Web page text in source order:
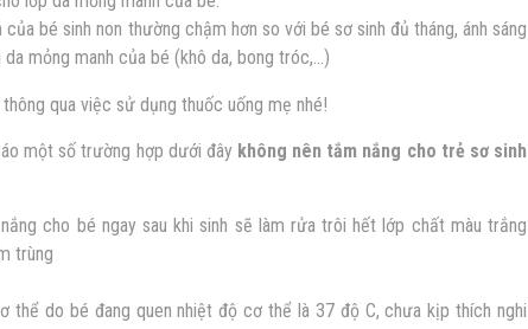
bé sinh non thường chậm hơn so với bé sơ sinh đủ tháng, ánh sáng
mỏng manh của bé (khô da, bong tróc,…)
qua việc sử dụng thuốc uống mẹ nhé!
một số trường hợp dưới đây không nên tắm nắng cho trẻ sơ sinh
cho bé ngay sau khi sinh sẽ làm rửa trôi hết lớp chất màu trắng
trùng
thể do bé đang quen nhiệt độ cơ thể là 37 độ C, chưa kịp thích nghi